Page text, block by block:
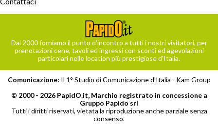
Dal 2000 forniamo il punto d’incontro a tutti i nostri visitatori, per
prenotazioni cene, tavoli ed ingressi con sconti ed agevolazioni
particolari nelle location più prestigiose d’Italia.
Comunicazione: Il 1° Studio di Comunicazione d'Italia - Kam Group
© 2000 - 2026 PapidO.it, Marchio registrato in concessione a
Gruppo Papido srl
Tutti i diritti riservati, vietata la riproduzione anche parziale senza
consenso.